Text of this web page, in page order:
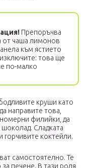
Препоръчва
от чаша лимонов
към ястието
това ще
по-малко
круши като
направите това,
филийки, да
Сладката
коктейли.
самостоятелно. Те
печене. В тази роля